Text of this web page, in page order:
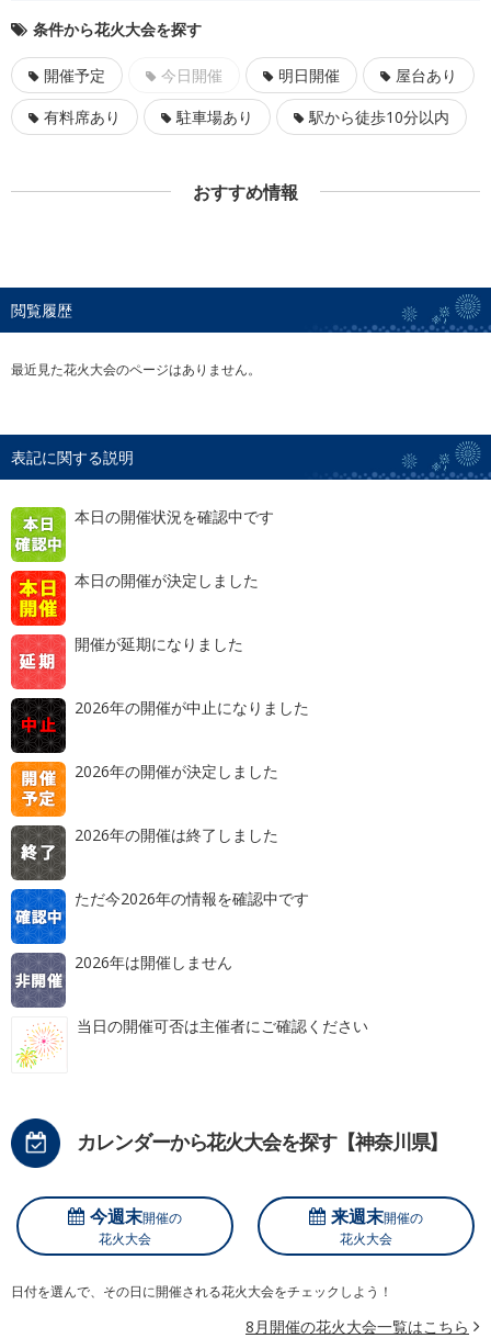
条件から花火大会を探す
開催予定 今日開催 明日開催
屋台あり
有料席あり
駐車場あり 駅から徒歩10分以内
おすすめ情報
閲覧履歴
最近見た花火大会のページはありません。
表記に関する説明
本日の開催状況を確認中です
本日の開催が決定しました
開催が延期になりました
2026年の開催が中止になりました
2026年の開催が決定しました
2026年の開催は終了しました
ただ今2026年の情報を確認中です
2026年は開催しません
当日の開催可否は主催者にご確認ください
カレンダーから花火大会を探す【神奈川県】
今週末開催の
花火大会
来週末開催の
花火大会
日付を選んで、その日に開催される花火大会をチェックしよう！
8月開催の花火大会一覧はこちら